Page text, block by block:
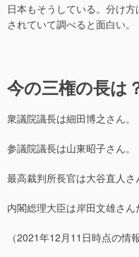
日本もそうしている。分け
されていて調べると面白い。
今の三権の長は
衆議院議長は細田博之さん。
参議院議長は山東昭子さん。
最高裁判所長官は大谷直人さ
内閣総理大臣は岸田文雄さん
（2021年12月11日時点の情